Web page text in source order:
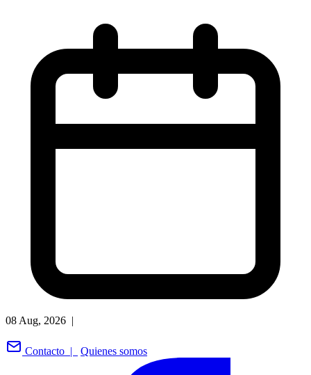
08 Aug, 2026 |
Contacto | Quienes somos